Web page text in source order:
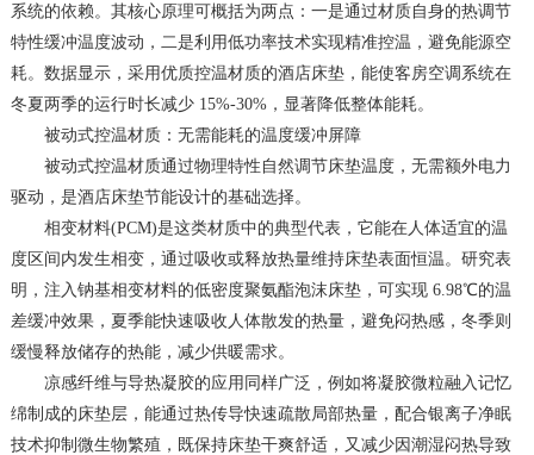
系统的依赖。其核心原理可概括为两点：一是通过材质自身的热调节
特性缓冲温度波动，二是利用低功率技术实现精准控温，避免能源空
耗。数据显示，采用优质控温材质的酒店床垫，能使客房空调系统在
冬夏两季的运行时长减少 15%-30%，显著降低整体能耗。
被动式控温材质：无需能耗的温度缓冲屏障
被动式控温材质通过物理特性自然调节床垫温度，无需额外电力
驱动，是酒店床垫节能设计的基础选择。
相变材料(PCM)是这类材质中的典型代表，它能在人体适宜的温
度区间内发生相变，通过吸收或释放热量维持床垫表面恒温。研究表
明，注入钠基相变材料的低密度聚氨酯泡沫床垫，可实现 6.98℃的温
差缓冲效果，夏季能快速吸收人体散发的热量，避免闷热感，冬季则
缓慢释放储存的热能，减少供暖需求。
凉感纤维与导热凝胶的应用同样广泛，例如将凝胶微粒融入记忆
绵制成的床垫层，能通过热传导快速疏散局部热量，配合银离子净眠
技术抑制微生物繁殖，既保持床垫干爽舒适，又减少因潮湿闷热导致